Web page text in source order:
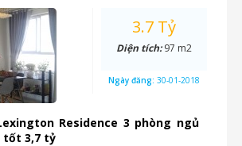
Residence 3 phòng ngủ
tốt 3,7 tỷ
3.7 Tỷ
Diện tích:97 m2
Ngày đăng: 30-01-2018